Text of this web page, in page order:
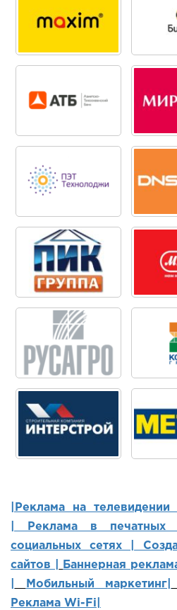
|Реклама на телевидении |
Реклама в
социальных сетях |
сайтов
Баннерная
Мобильный маркетинг
Реклама Wi-Fi|